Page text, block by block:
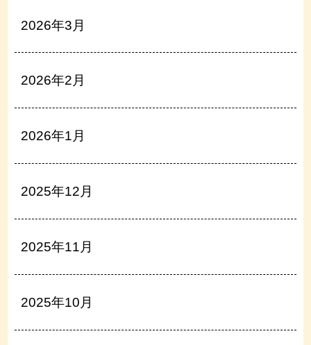
2026年3月
2026年2月
2026年1月
2025年12月
2025年11月
2025年10月